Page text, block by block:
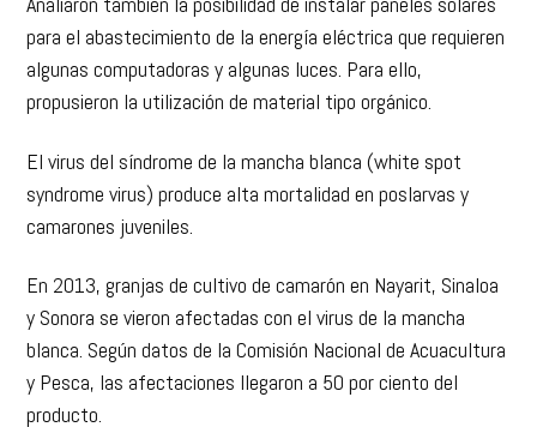
para el abastecimiento de la energía eléctrica que requieren
algunas computadoras y algunas luces. Para ello,
propusieron la utilización de material tipo orgánico.
El virus del síndrome de la mancha blanca (white spot
syndrome virus) produce alta mortalidad en poslarvas y
camarones juveniles.
En 2013, granjas de cultivo de camarón en Nayarit, Sinaloa
y Sonora se vieron afectadas con el virus de la mancha
blanca. Según datos de la Comisión Nacional de Acuacultura
y Pesca, las afectaciones llegaron a 50 por ciento del
producto.